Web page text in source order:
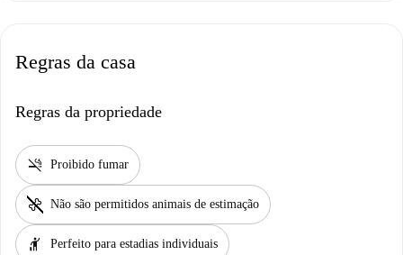
Regras da casa
Regras da propriedade
smoke_free Proibido fumar
pet_supplies Não são permitidos animais de estimação
hail Perfeito para estadias individuais